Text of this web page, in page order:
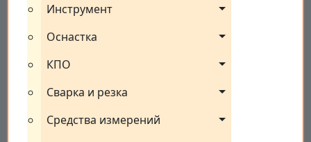
Инструмент
Оснастка
КПО
Сварка и резка
Средства измерений